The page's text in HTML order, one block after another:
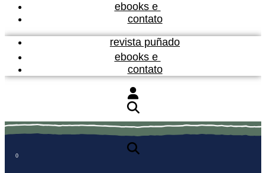
ebooks e
contato
revista puñado
ebooks e
contato
0